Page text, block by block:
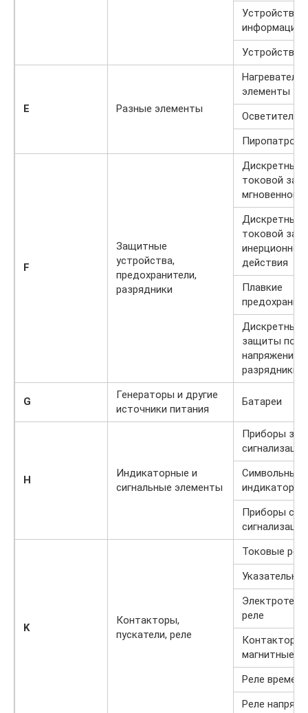
Устройства
информации
Устройства
E Разные элементы
элементы
Пиропатроны
F
Защитные
устройства,
предохранители,
разрядники
Дискретные
токовой
мгновенного
Дискретные
токовой
действия
Плавкие
Дискретные
защиты по
напряжению,
разрядники
G
Генераторы и другие
источники питания
Батареи
H
Индикаторные и
сигнальные элементы
Приборы
сигнализации
Символьные
индикаторы
Приборы
сигнализации
K
Контакторы,
пускатели, реле
Токовые
реле
Контакторы,
магнитные
Реле времени
Реле